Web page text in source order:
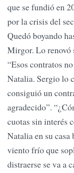
que se fundió en
por la crisis del
Quedó boyando
Mirgor. Lo renovó
“Esos contratos
Natalia. Sergio lo
consiguió un
agradecido”.
cuotas sin interés
Natalia en su
viento frío que
distraerse se va a